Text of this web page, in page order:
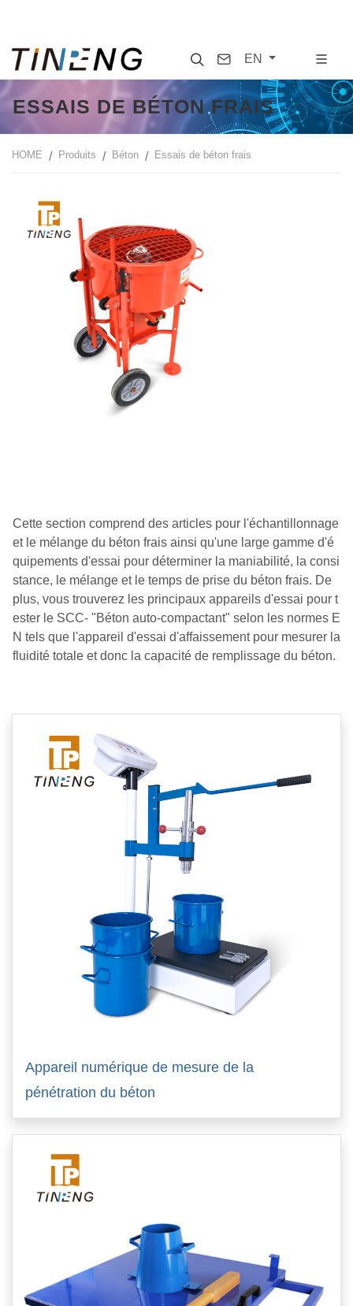
SearchContact
EN
ESSAIS DE BÉTON FRAIS
HOME Produits Béton Essais de béton frais
Cette section comprend des articles pour l'échantillonnage
et le mélange du béton frais ainsi qu'une large gamme d'é
quipements d'essai pour déterminer la maniabilité, la consi
stance, le mélange et le temps de prise du béton frais. De
plus, vous trouverez les principaux appareils d'essai pour t
ester le SCC- "Béton auto-compactant" selon les normes E
N tels que l'appareil d'essai d'affaissement pour mesurer la
fluidité totale et donc la capacité de remplissage du béton.
Appareil numérique de mesure de la
pénétration du béton